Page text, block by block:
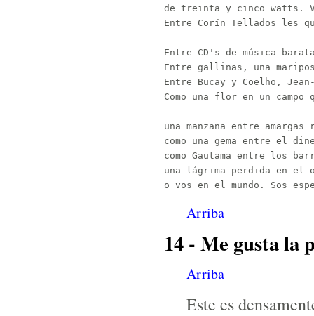
de treinta y cinco watts.
Entre Corín Tellados les
Entre CD's de música
Entre gallinas, una
Entre Bucay y Coelho,
Como una flor en un campo
una manzana entre
como una gema entre el
como Gautama entre los
una lágrima perdida en el
Arriba
14 - Me gusta la
Arriba
Este es